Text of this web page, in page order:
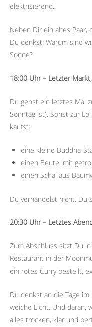
elektrisierend.
Neben Dir ein altes Paar,
Du denkst: Warum sind
Sonne?
18:00 Uhr – Letzter
Du gehst ein letztes Mal
Sonntag ist). Sonst zur
kaufst:
eine kleine Buddha-
einen Beutel mit
einen Schal aus
Du verhandelst nicht. Du
20:30 Uhr – Letztes
Zum Abschluss sitzt Du
Restaurant in der
ein rotes Curry bestellt,
Du denkst an die Tage
weiche Licht. Und daran,
alles trocken, klar und